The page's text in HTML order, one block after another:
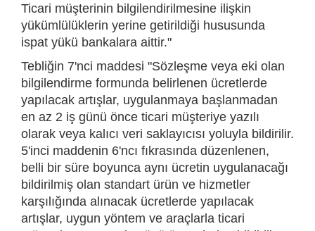
Ticari müşterinin bilgilendirilmesine ilişkin
yükümlülüklerin yerine getirildiği hususunda
ispat yükü bankalara aittir."
Tebliğin 7'nci maddesi "Sözleşme veya eki olan
bilgilendirme formunda belirlenen ücretlerde
yapılacak artışlar, uygulanmaya başlanmadan
en az 2 iş günü önce ticari müşteriye yazılı
olarak veya kalıcı veri saklayıcısı yoluyla bildirilir.
5'inci maddenin 6'ncı fıkrasında düzenlenen,
belli bir süre boyunca aynı ücretin uygulanacağı
bildirilmiş olan standart ürün ve hizmetler
karşılığında alınacak ücretlerde yapılacak
artışlar, uygun yöntem ve araçlarla ticari